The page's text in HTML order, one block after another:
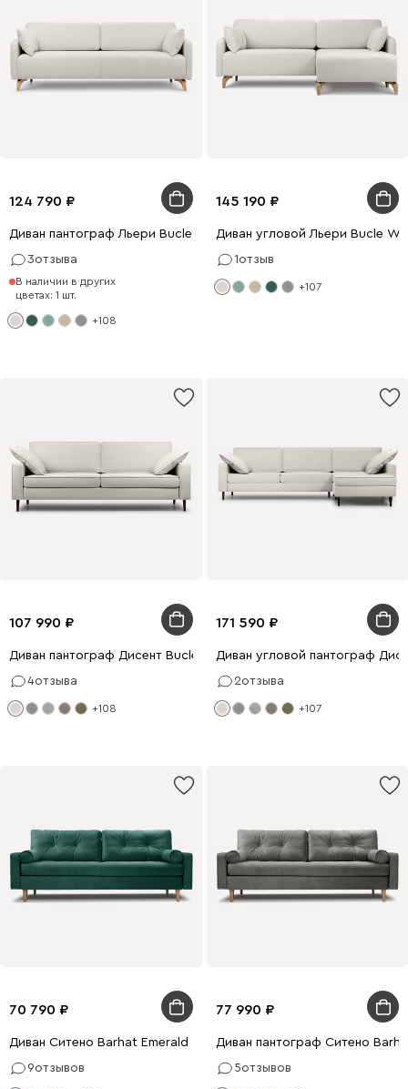
124 790
Диван пантограф Льери Bucle White
3отзыва
В наличии в других
цветах: 1 шт.
+108
145 190
Диван угловой Льери Bucle
1отзыв
+107
107 990
Диван пантограф Дисент Bucle White
4отзыва
+108
171 590
Диван угловой пантограф
2отзыва
+107
70 790
Диван Ситено Barhat Emerald
9отзывов
77 990
Диван пантограф Ситено
5отзывов